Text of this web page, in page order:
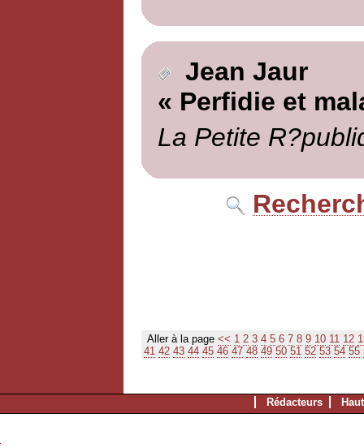
Jean Jaur
« Perfidie et
La Petite
Aller à la page << 1 2 3 4 5 6 7 8 9 10 11 12
41 42 43 44 45 46 47 48 49 50 51 52 53 54 55
Rédacteurs